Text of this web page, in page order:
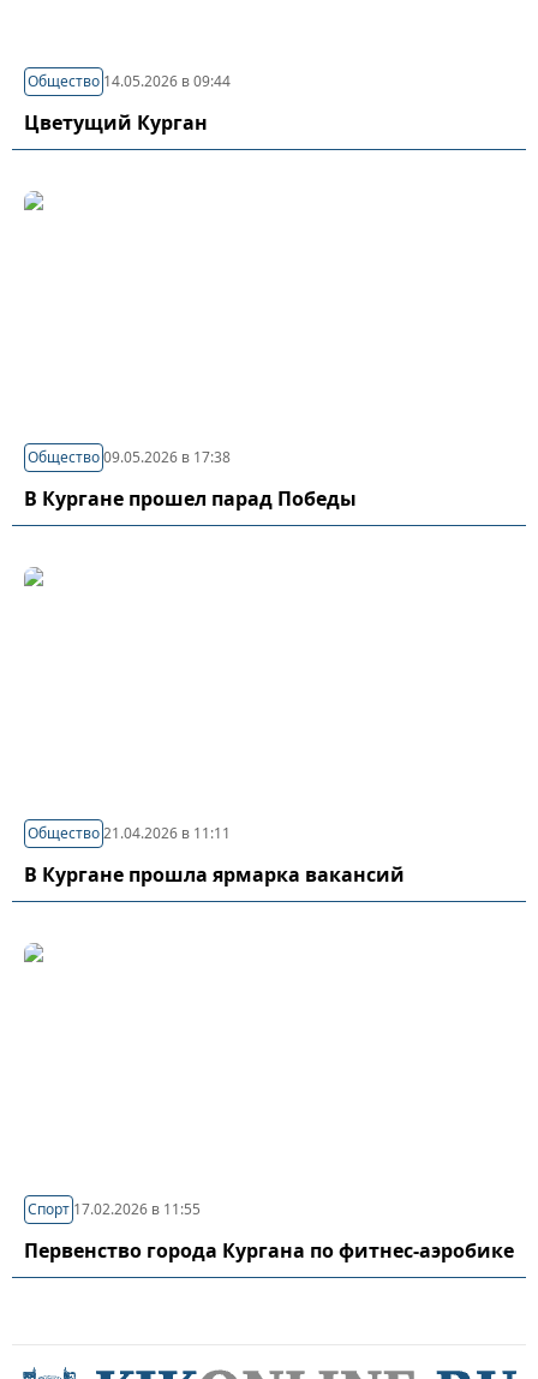
Общество 14.05.2026 в 09:44
Цветущий Курган
Общество09.05.2026 в 17:38
В Кургане прошел парад Победы
Общество21.04.2026 в 11:11
В Кургане прошла ярмарка вакансий
Спорт 17.02.2026 в 11:55
Первенство города Кургана по фитнес-аэробике